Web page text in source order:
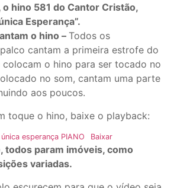
o hino 581 do Cantor Cristão,
Esperança”.
o hino – Todos os
cantam a primeira estrofe do
o hino para ser tocado no
no som, cantam uma parte
aos poucos.
toque o hino, baixe o playback:
esperança PIANO Baixar
todos param imóveis, como
variadas.